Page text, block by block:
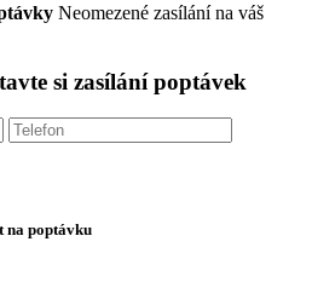
Neomezené zasílání na váš
si zasílání poptávek
na poptávku